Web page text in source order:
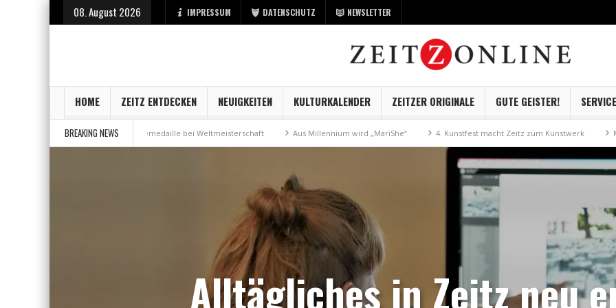
08. August 2026 IMPRESSUM DATENSCHUTZ NEWSLETTER
HOME ZEITZ ENTDECKEN NEUIGKEITEN KULTURKALENDER ZEITZER ORIGINALE GUTE GEISTER! SERVICE
BREAKING NEWS
Bronzemedaille bei Weltmeisterschaft Aus Millennium wird „MariShe“ 4. Kunstfest macht Zeitz zum Kunstwerk Museum Kayna geht
Alltägliches in Zeitz neu